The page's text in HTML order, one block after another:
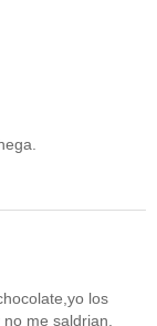
los
me saldrian.